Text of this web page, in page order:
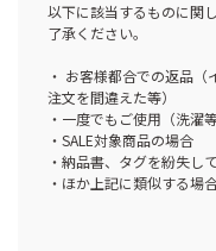
以下に該当するものに関
了承ください。
・ お客様都合での返品（
注文を間違えた等）
・一度でもご使用（洗濯
・SALE対象商品の場合
・納品書、タグを紛失し
・ほか上記に類似する場